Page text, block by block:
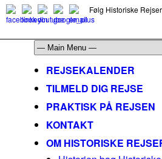
Følg Historiske Rejser
REJSEKALENDER
TILMELD DIG REJSE
PRAKTISK PÅ REJSEN
KONTAKT
OM HISTORISKE